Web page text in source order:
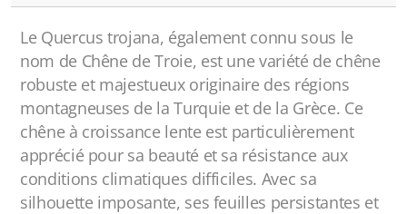
Le Quercus trojana, également connu sous le
nom de Chêne de Troie, est une variété de chêne
robuste et majestueux originaire des régions
montagneuses de la Turquie et de la Grèce. Ce
chêne à croissance lente est particulièrement
apprécié pour sa beauté et sa résistance aux
conditions climatiques difficiles. Avec sa
silhouette imposante, ses feuilles persistantes et